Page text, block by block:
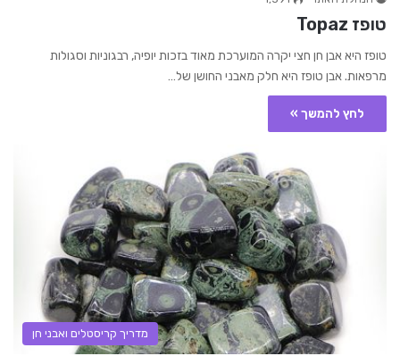
טופז Topaz
טופז היא אבן חן חצי יקרה המוערכת מאוד בזכות יופיה, רבגוניות וסגולות
מרפאות. אבן טופז היא חלק מאבני החושן של…
לחץ להמשך »
מדריך קריסטלים ואבני חן